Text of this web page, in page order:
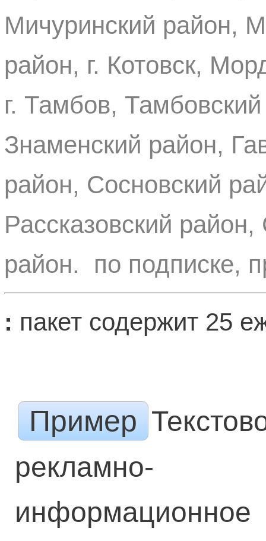
Мичуринский район,
район, г. Котовск,
г. Тамбов,
Знаменский район,
район, Сосновский
Рассказовский
район. по подписке,
: пакет содержит 25
Пример
рекламно-
информационное